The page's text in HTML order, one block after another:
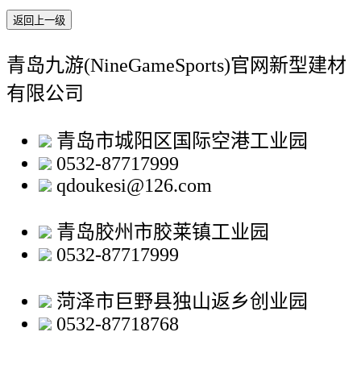
返回上一级
青岛九游(NineGameSports)官网新型建材
有限公司
青岛市城阳区国际空港工业园
0532-87717999
qdoukesi@126.com
青岛胶州市胶莱镇工业园
0532-87717999
菏泽市巨野县独山返乡创业园
0532-87718768